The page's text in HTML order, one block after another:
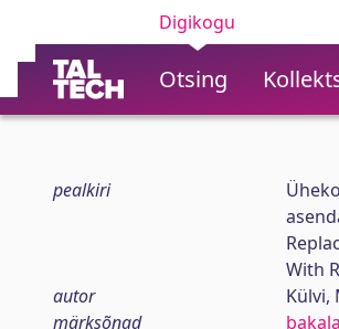
Digikogu
Otsing
pealkiri
With
autor
Külvi,
märksõnad